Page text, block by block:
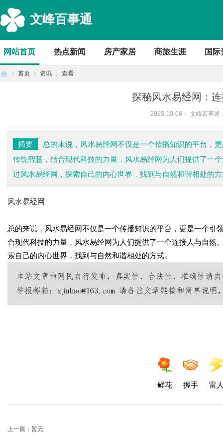
文峰百事通
网站首页 热点新闻 房产家居 商旅生涯 国际
首页 资讯 查看
探秘风水易经网：
2025-10-06 / 文峰百事通
摘要
总的来说，风水易经网不仅是一个传播知识的平台，
传统智慧，结合现代科技的力量，风水易经网为人们提供了一
过风水易经网，探索自己的内心世界，找到与自然和谐相处的
风水易经网
总的来说，风水易经网不仅是一个传播知识的平台，更是一个
合现代科技的力量，风水易经网为人们提供了一个连接人与自然
索自己的内心世界，找到与自然和谐相处的方式。
鲜花 握手 雷
上一篇：暂无